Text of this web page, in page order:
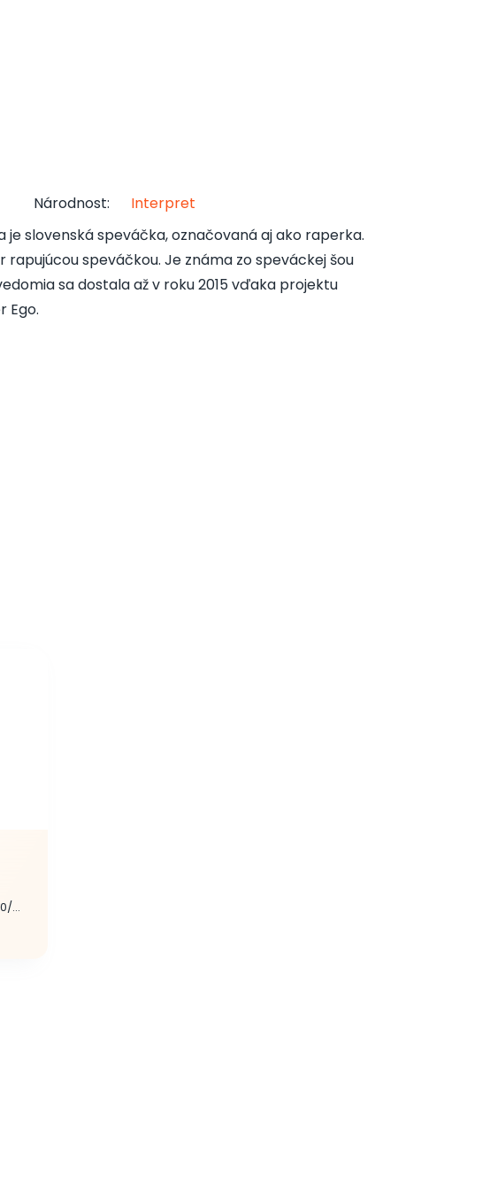
Národnost:
Interpret
slovenská speváčka, označovaná aj ako raperka.
speváčkou. Je známa zo speváckej šou
sa dostala až v roku 2015 vďaka projektu
Ego.
The Culture Liberec - 2026 - Jeronýmova 570/22, Liberec